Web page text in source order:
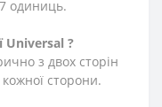
одиниць.
Universal ?
з двох сторін
сторони.